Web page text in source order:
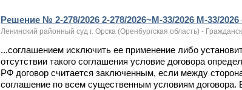
Решение № 2-278/2026 2-278/2026~М-33/2026 М-33/
Ленинский районный суд г. Орска (Оренбургская область) -
...соглашением исключить ее применение либо
отсутствии такого соглашения условие договора
РФ договор считается заключенным, если между
соглашение по всем существенным условиям договора.